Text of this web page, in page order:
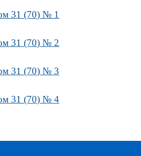
31 (70) № 1
31 (70) № 2
31 (70) № 3
31 (70) № 4